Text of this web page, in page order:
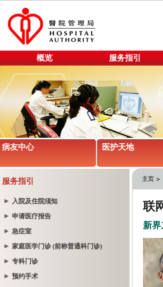
概览 服务指引
病友中心 医护天地
服务指引
入院及住院须知
申请医疗报告
急症室
家庭医学门诊 (前称普通科门诊)
专科门诊
预约手术
主页